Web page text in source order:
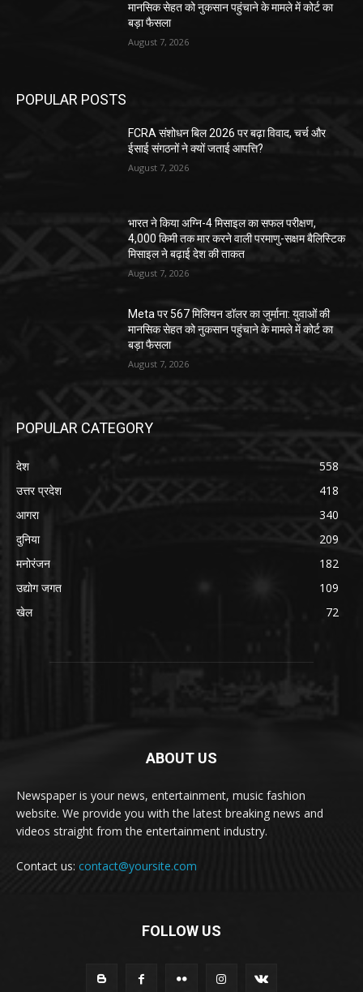
मानसिक सेहत को नुकसान पहुंचाने के मामले में कोर्ट का
बड़ा फैसला
August 7, 2026
POPULAR POSTS
FCRA संशोधन बिल 2026 पर बढ़ा विवाद, चर्च और
ईसाई संगठनों ने क्यों जताई आपत्ति?
August 7, 2026
भारत ने किया अग्नि-4 मिसाइल का सफल परीक्षण,
4,000 किमी तक मार करने वाली परमाणु-सक्षम बैलिस्टिक
मिसाइल ने बढ़ाई देश की ताकत
August 7, 2026
Meta पर 567 मिलियन डॉलर का जुर्माना: युवाओं की
मानसिक सेहत को नुकसान पहुंचाने के मामले में कोर्ट का
बड़ा फैसला
August 7, 2026
POPULAR CATEGORY
देश
558
उत्तर प्रदेश
418
आगरा
340
दुनिया
209
मनोरंजन
182
उद्योग जगत
109
खेल
72
ABOUT US
Newspaper is your news, entertainment, music fashion
website. We provide you with the latest breaking news and
videos straight from the entertainment industry.
Contact us: contact@yoursite.com
FOLLOW US